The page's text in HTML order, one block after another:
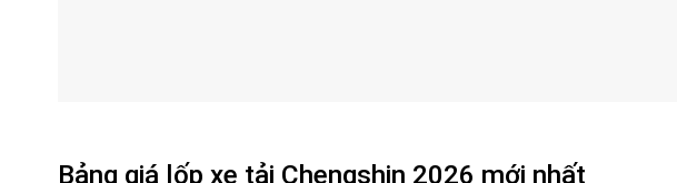
Bảng giá lốp xe tải Chengshin 2026 mới nhất